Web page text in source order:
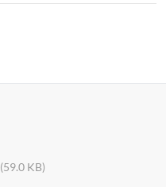
(59.0 KB)